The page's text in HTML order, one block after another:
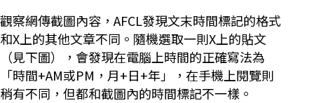
觀察網傳截圖內容，AFCL發現文末時間標記的格式
和X上的其他文章不同。隨機選取一則X上的貼文
（見下圖），會發現在電腦上時間的正確寫法為
「時間+AM或PM，月+日+年」，在手機上閱覽則
稍有不同，但都和截圖內的時間標記不一樣。